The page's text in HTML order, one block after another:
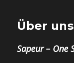
Über uns
Sapeur – One